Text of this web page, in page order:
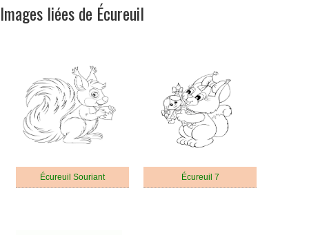
Images liées de Écureuil
Écureuil Souriant Écureuil 7